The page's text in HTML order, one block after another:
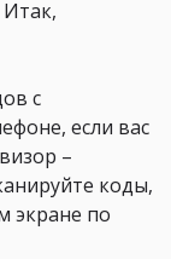
с
если вас
–
коды,
экране по